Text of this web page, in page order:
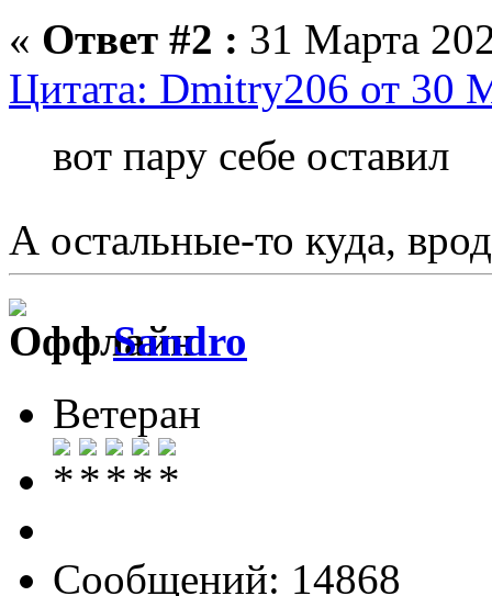
« Ответ #2 : 31 Марта
Цитата: Dmitry206 от 30
вот пару себе оставил
А остальные-то куда,
Sandro
Ветеран
Сообщений: 14868